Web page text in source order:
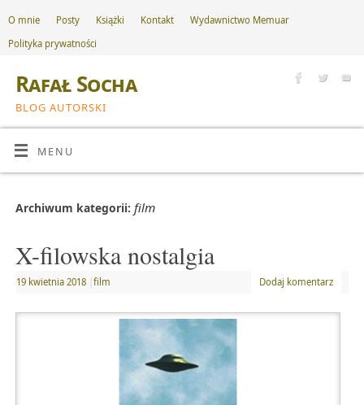
O mnie Posty Książki Kontakt
Wydawnictwo Memuar
Polityka prywatności
Rafał Socha
BLOG AUTORSKI
MENU
Archiwum kategorii: film
X-filowska nostalgia
19 kwietnia 2018 film Dodaj komentarz